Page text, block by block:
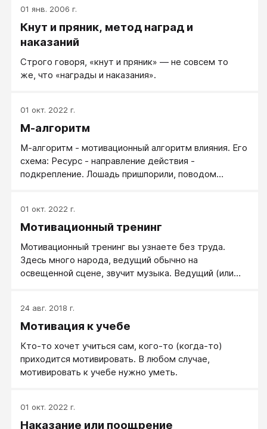
влияния и, подобно гомеопатии, использует правило
«лечи подобное подобным». Ничто так не
мотивирует к работе как несколько дней
01 янв. 2006 г.
Кнут и пряник, метод наград и
наказаний
Строго говоря, «кнут и пряник» — не совсем то
же, что «награды и наказания».
01 окт. 2022 г.
М-алгоритм
М-алгоритм - мотивационный алгоритм влияния. Его
схема: Ресурс - направление действия -
подкрепление. Лошадь пришпорили, поводом
заинтересовали нужным проектом, восхитились
результатом. Вначале первым, потом
01 окт. 2022 г.
Мотивационный тренинг
Мотивационный тренинг вы узнаете без труда.
Здесь много народа, ведущий обычно на
освещенной сцене, звучит музыка. Ведущий (или
создают под них яркие впечатления, заставляют
кричать «Вау! Нам нравиться!», поднимать руки и пр.
24 авг. 2018 г.
Мотивация к учебе
Кто-то хочет учиться сам, кого-то (когда-то)
приходится мотивировать. В любом случае,
мотивировать к учебе нужно уметь.
01 окт. 2022 г.
Наказание или поощрение